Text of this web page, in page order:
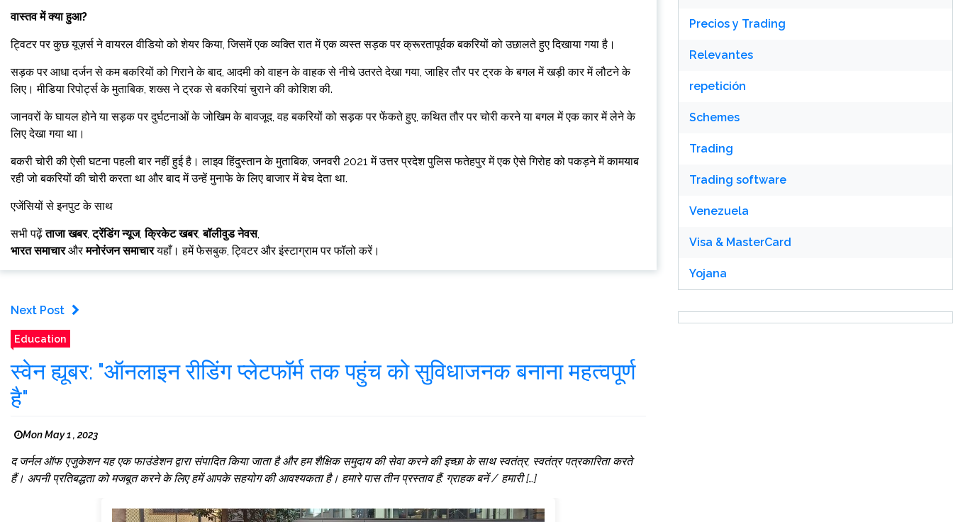
वास्तव में क्या हुआ?
ट्विटर पर कुछ यूज़र्स ने वायरल वीडियो को शेयर किया, जिसमें एक व्यक्ति रात में एक व्यस्त सड़क पर क्रूरतापूर्वक बकरियों को उछालते हुए दिखाया गया है।
सड़क पर आधा दर्जन से कम बकरियों को गिराने के बाद, आदमी को वाहन के वाहक से नीचे उतरते देखा गया, जाहिर तौर पर ट्रक के बगल में खड़ी कार में लौटने के
लिए। मीडिया रिपोर्ट्स के मुताबिक, शख्स ने ट्रक से बकरियां चुराने की कोशिश की.
जानवरों के घायल होने या सड़क पर दुर्घटनाओं के जोखिम के बावजूद, वह बकरियों को सड़क पर फेंकते हुए, कथित तौर पर चोरी करने या बगल में एक कार में लेने के
लिए देखा गया था।
बकरी चोरी की ऐसी घटना पहली बार नहीं हुई है। लाइव हिंदुस्तान के मुताबिक, जनवरी 2021 में उत्तर प्रदेश पुलिस फतेहपुर में एक ऐसे गिरोह को पकड़ने में कामयाब
रही जो बकरियों की चोरी करता था और बाद में उन्हें मुनाफे के लिए बाजार में बेच देता था.
एजेंसियों से इनपुट के साथ
सभी पढ़ेंताजा खबर,ट्रेंडिंग न्यूज,क्रिकेट खबर,बॉलीवुड नेवस,
भारत समाचारऔरमनोरंजन समाचारयहाँ। हमें फेसबुक, ट्विटर और इंस्टाग्राम पर फॉलो करें।
Next Post
Education
स्वेन ह्यूबर: "ऑनलाइन रीडिंग प्लेटफॉर्म तक पहुंच को सुविधाजनक बनाना महत्वपूर्ण
है"
Mon May 1 , 2023
द जर्नल ऑफ एजुकेशन यह एक फाउंडेशन द्वारा संपादित किया जाता है और हम शैक्षिक समुदाय की सेवा करने की इच्छा के साथ स्वतंत्र, स्वतंत्र पत्रकारिता करते
हैं। अपनी प्रतिबद्धता को मजबूत करने के लिए हमें आपके सहयोग की आवश्यकता है। हमारे पास तीन प्रस्ताव हैं: ग्राहक बनें / हमारी […]
Precios y Trading
Relevantes
repetición
Schemes
Trading
Trading software
Venezuela
Visa & MasterCard
Yojana